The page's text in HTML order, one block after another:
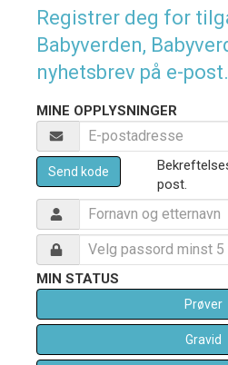
Registrer deg for
Babyverden,
nyhetsbrev på e-post.
MINE OPPLYSNINGER
Send kode
post.
MIN STATUS
Prøver
Gravid